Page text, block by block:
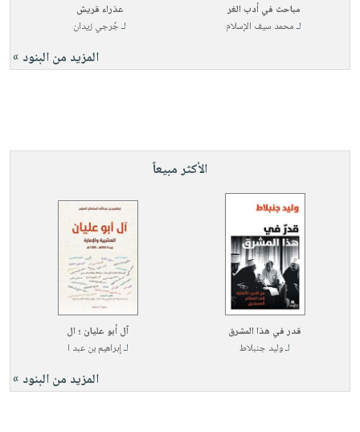
مباحث في أدب الغر
لـمحمد سيف الإسلام
عذراء قريش
لـجُرجي زيدان
المزيد من البنود »
الأكثر مبيعاً
قدر في هذا المشرق
لـوليد جنبلاط
آل أبو عليان ؛ ال
لـإبراهيم بن عبد ا
المزيد من البنود »